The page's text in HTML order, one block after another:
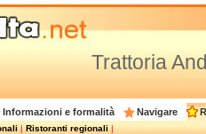
Trattoria
Informazioni e formalità Navigare
|Ristoranti regionali|